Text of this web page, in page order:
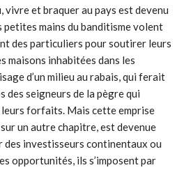
et braquer au pays est devenu
petites mains du banditisme volent
des particuliers pour soutirer leurs
maisons inhabitées dans les
d’un milieu au rabais, qui ferait
des seigneurs de la pègre qui
leurs forfaits. Mais cette emprise
sur un autre chapitre, est devenue
des investisseurs continentaux ou
opportunités, ils s’imposent par